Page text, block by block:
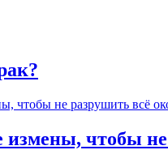
измены, чтобы